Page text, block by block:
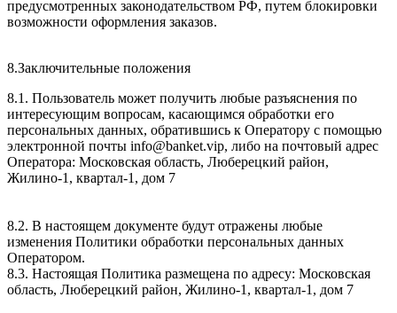
предусмотренных законодательством РФ, путем блокировки
возможности оформления заказов.
8.Заключительные положения
8.1. Пользователь может получить любые разъяснения по
интересующим вопросам, касающимся обработки его
персональных данных, обратившись к Оператору с помощью
электронной почты info@banket.vip, либо на почтовый адрес
Оператора: Московская область, Люберецкий район,
Жилино-1, квартал-1, дом 7
8.2. В настоящем документе будут отражены любые
изменения Политики обработки персональных данных
Оператором.
8.3. Настоящая Политика размещена по адресу: Московская
область, Люберецкий район, Жилино-1, квартал-1, дом 7